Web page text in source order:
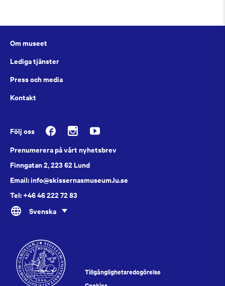
Om museet
Lediga tjänster
Press och media
Kontakt
Följ oss
Prenumerera på vårt nyhetsbrev
Finngatan 2, 223 62 Lund
Email: info@skissernasmuseum.lu.se
Tel: +46 46 222 72 83
Svenska
Tillgänglighetsredogörelse